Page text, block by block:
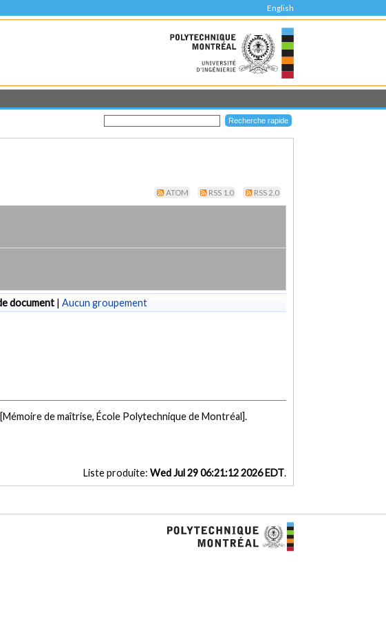
English
ATOM RSS 1.0 RSS 2.0
document | Aucun groupement
[Mémoire de maîtrise, École Polytechnique de Montréal].
Liste produite: Wed Jul 29 06:21:12 2026 EDT.